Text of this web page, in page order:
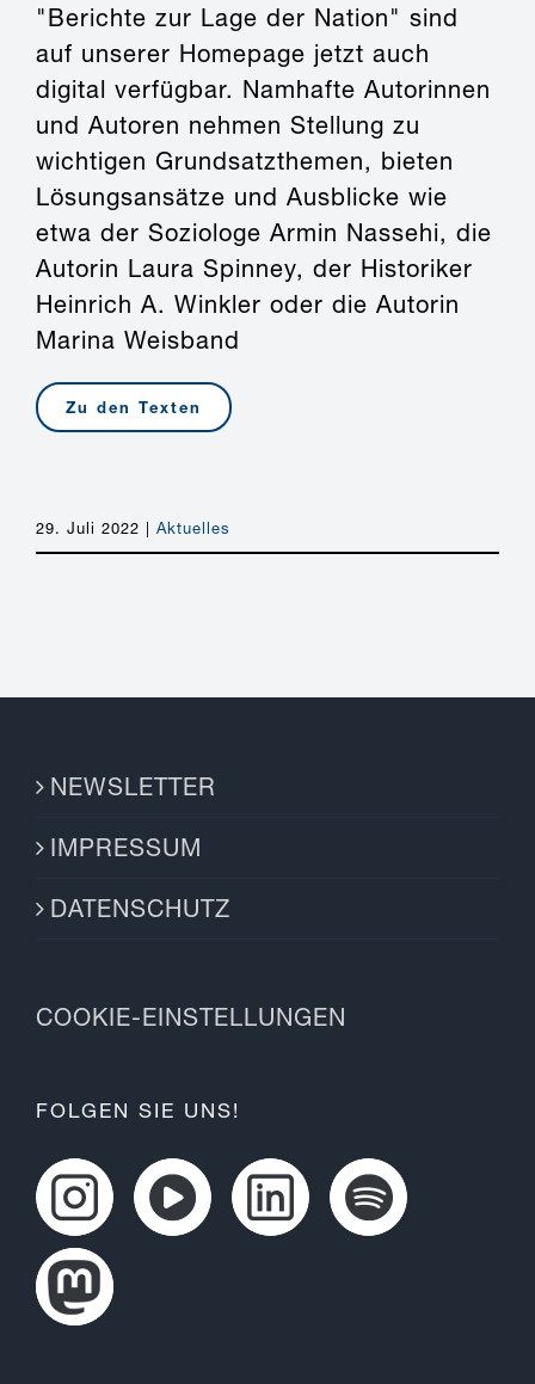
"Berichte zur Lage der Nation" sind
auf unserer Homepage jetzt auch
digital verfügbar. Namhafte Autorinnen
und Autoren nehmen Stellung zu
wichtigen Grundsatzthemen, bieten
Lösungsansätze und Ausblicke wie
etwa der Soziologe Armin Nassehi, die
Autorin Laura Spinney, der Historiker
Heinrich A. Winkler oder die Autorin
Marina Weisband
Zu den Texten
29. Juli 2022 | Aktuelles
NEWSLETTER
IMPRESSUM
DATENSCHUTZ
COOKIE-EINSTELLUNGEN
FOLGEN SIE UNS!